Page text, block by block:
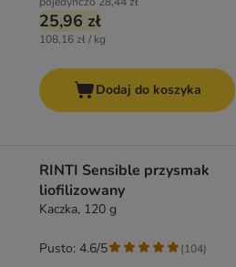
25,96 zł
108,16 zł / kg
Dodaj do koszyka
RINTI Sensible przysmak
liofilizowany
Kaczka, 120 g
Pusto: 4.6/5 (104)